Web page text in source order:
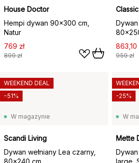
House Doctor
Hempi dywan 90x300 cm,
Natur
769 zł
899 zł
863,10
959 zł
W magazynie
Scandi Living
Dywan wełniany Lea czarny,
80x240 cm
WEEKEND DEAL
-51%
W
Mette
large,
-25%